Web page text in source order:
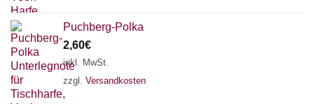
Puchberg-Polka
2,60€
inkl. MwSt.
zzgl. Versandkosten